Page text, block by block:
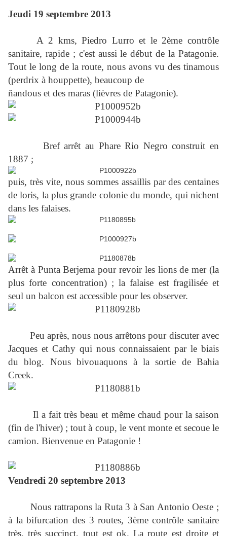
Jeudi 19 septembre 2013
A 2 kms, Piedro Lurro et le 2ème contrôle
sanitaire, rapide ; c'est aussi le début de la Patagonie.
Tout le long de la route, nous avons vu des tinamous
(perdrix à houppette), beaucoup de
ňandous et des maras (lièvres de Patagonie).
Bref arrêt au Phare Rio Negro construit en
1887 ;
puis, très vite, nous sommes assaillis par des centaines
de loris, la plus grande colonie du monde, qui nichent
dans les falaises.
Arrêt à Punta Berjema pour revoir les lions de mer (la
plus forte concentration) ; la falaise est fragilisée et
seul un balcon est accessible pour les observer.
Peu après, nous nous arrêtons pour discuter avec
Jacques et Cathy qui nous connaissaient par le biais
du blog. Nous bivouaquons à la sortie de Bahia
Creek.
Il a fait très beau et même chaud pour la saison
(fin de l'hiver) ; tout à coup, le vent monte et secoue le
camion. Bienvenue en Patagonie !
Vendredi 20 septembre 2013
Nous rattrapons la Ruta 3 à San Antonio Oeste ;
à la bifurcation des 3 routes, 3ème contrôle sanitaire
très, très succinct, tout est ok. La route est droite et